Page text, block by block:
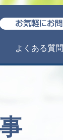
よくある質問